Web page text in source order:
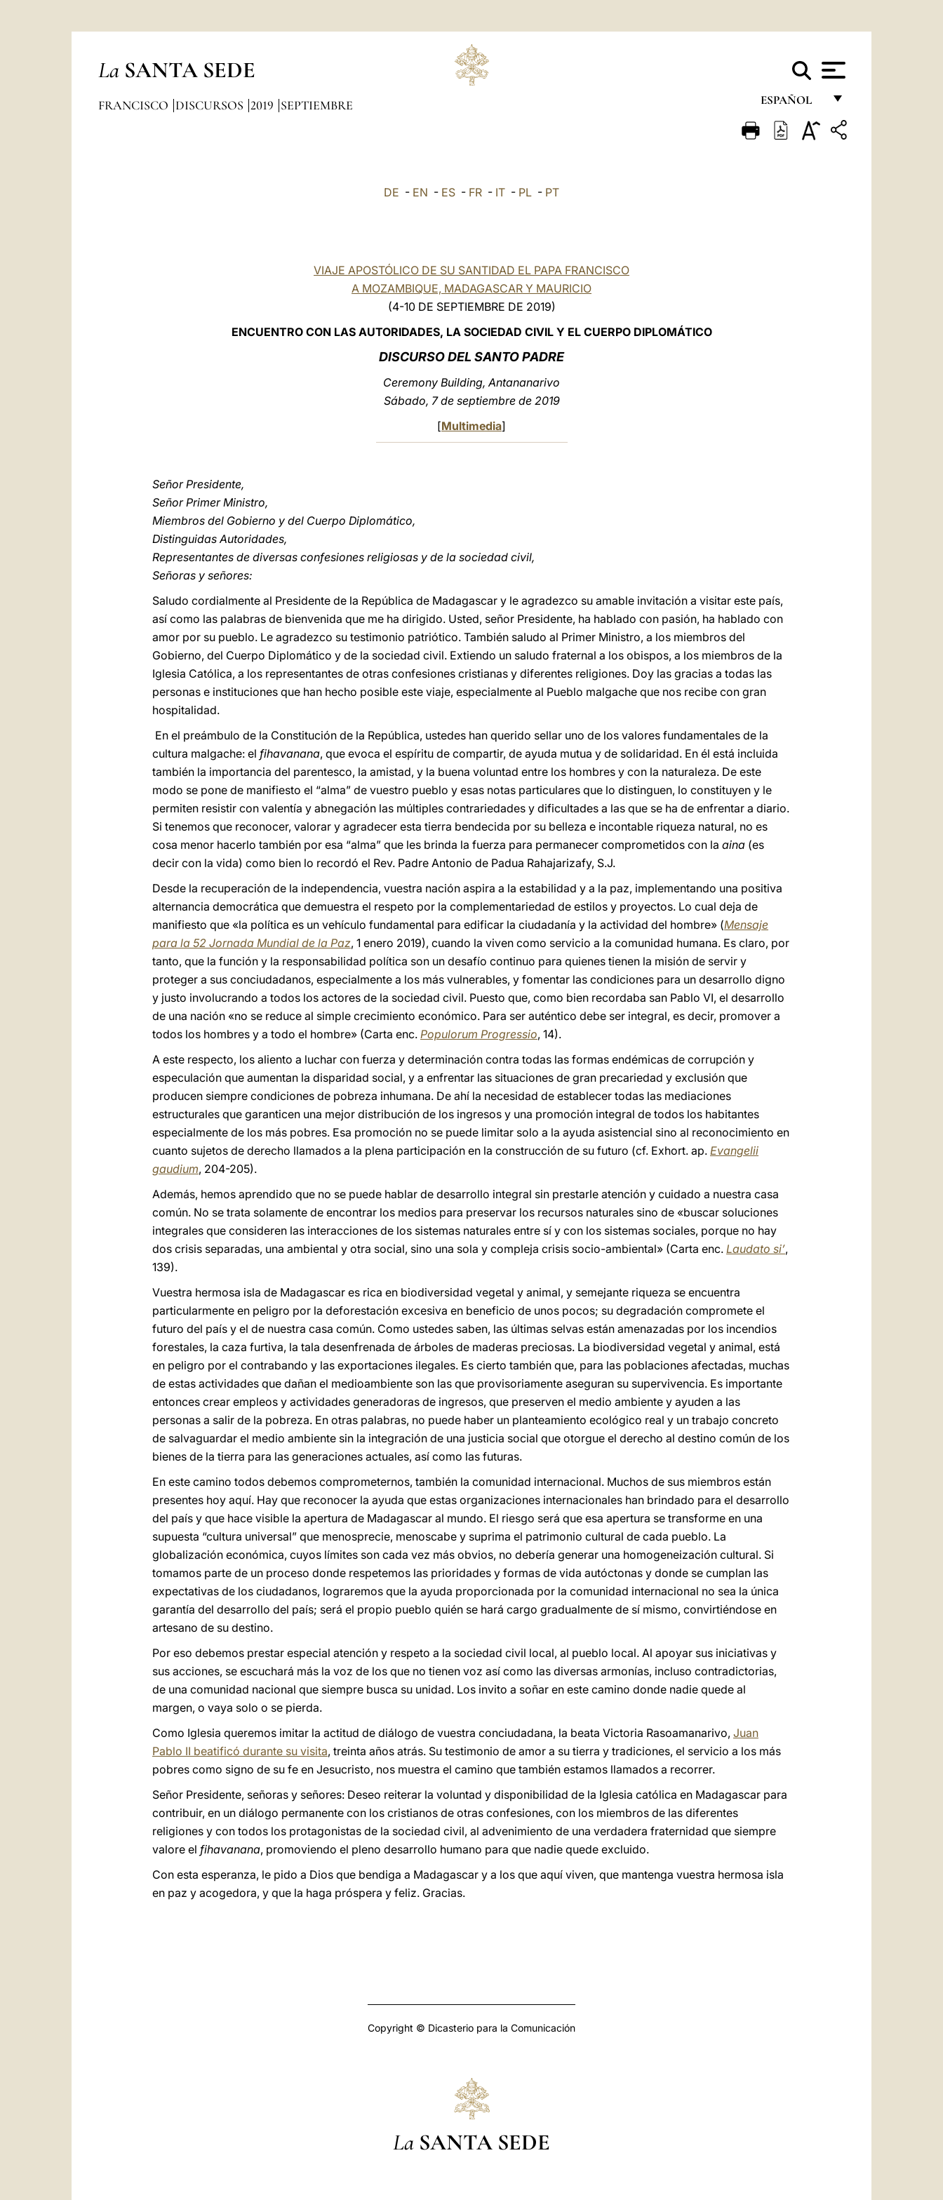
La SANTA SEDE
ESPAÑOL
FRANÇAIS
FRANCISCO DISCURSOS 2019 SEPTIEMBRE
DE - EN - ES - FR - IT - PL - PT
VIAJE APOSTÓLICO DE SU SANTIDAD EL PAPA FRANCISCO
A MOZAMBIQUE, MADAGASCAR Y MAURICIO
(4-10 DE SEPTIEMBRE DE 2019)
ENCUENTRO CON LAS AUTORIDADES, LA SOCIEDAD CIVIL Y EL CUERPO DIPLOMÁTICO
DISCURSO DEL SANTO PADRE
Ceremony Building, Antananarivo
Sábado, 7 de septiembre de 2019
[Multimedia]
Señor Presidente,
Señor Primer Ministro,
Miembros del Gobierno y del Cuerpo Diplomático,
Distinguidas Autoridades,
Representantes de diversas confesiones religiosas y de la sociedad civil,
Señoras y señores:
Saludo cordialmente al Presidente de la República de Madagascar y le agradezco su amable invitación a visitar este país,
así como las palabras de bienvenida que me ha dirigido. Usted, señor Presidente, ha hablado con pasión, ha hablado con
amor por su pueblo. Le agradezco su testimonio patriótico. También saludo al Primer Ministro, a los miembros del
Gobierno, del Cuerpo Diplomático y de la sociedad civil. Extiendo un saludo fraternal a los obispos, a los miembros de la
Iglesia Católica, a los representantes de otras confesiones cristianas y diferentes religiones. Doy las gracias a todas las
personas e instituciones que han hecho posible este viaje, especialmente al Pueblo malgache que nos recibe con gran
hospitalidad.
En el preámbulo de la Constitución de la República, ustedes han querido sellar uno de los valores fundamentales de la
cultura malgache: el fihavanana, que evoca el espíritu de compartir, de ayuda mutua y de solidaridad. En él está incluida
también la importancia del parentesco, la amistad, y la buena voluntad entre los hombres y con la naturaleza. De este
modo se pone de manifiesto el “alma” de vuestro pueblo y esas notas particulares que lo distinguen, lo constituyen y le
permiten resistir con valentía y abnegación las múltiples contrariedades y dificultades a las que se ha de enfrentar a diario.
Si tenemos que reconocer, valorar y agradecer esta tierra bendecida por su belleza e incontable riqueza natural, no es
cosa menor hacerlo también por esa “alma” que les brinda la fuerza para permanecer comprometidos con la aina (es
decir con la vida) como bien lo recordó el Rev. Padre Antonio de Padua Rahajarizafy, S.J.
Desde la recuperación de la independencia, vuestra nación aspira a la estabilidad y a la paz, implementando una positiva
alternancia democrática que demuestra el respeto por la complementariedad de estilos y proyectos. Lo cual deja de
manifiesto que «la política es un vehículo fundamental para edificar la ciudadanía y la actividad del hombre» (Mensaje
para la 52 Jornada Mundial de la Paz, 1 enero 2019), cuando la viven como servicio a la comunidad humana. Es claro, por
tanto, que la función y la responsabilidad política son un desafío continuo para quienes tienen la misión de servir y
proteger a sus conciudadanos, especialmente a los más vulnerables, y fomentar las condiciones para un desarrollo digno
y justo involucrando a todos los actores de la sociedad civil. Puesto que, como bien recordaba san Pablo VI, el desarrollo
de una nación «no se reduce al simple crecimiento económico. Para ser auténtico debe ser integral, es decir, promover a
todos los hombres y a todo el hombre» (Carta enc. Populorum Progressio, 14).
A este respecto, los aliento a luchar con fuerza y determinación contra todas las formas endémicas de corrupción y
especulación que aumentan la disparidad social, y a enfrentar las situaciones de gran precariedad y exclusión que
producen siempre condiciones de pobreza inhumana. De ahí la necesidad de establecer todas las mediaciones
estructurales que garanticen una mejor distribución de los ingresos y una promoción integral de todos los habitantes
especialmente de los más pobres. Esa promoción no se puede limitar solo a la ayuda asistencial sino al reconocimiento en
cuanto sujetos de derecho llamados a la plena participación en la construcción de su futuro (cf. Exhort. ap. Evangelii
gaudium, 204-205).
Además, hemos aprendido que no se puede hablar de desarrollo integral sin prestarle atención y cuidado a nuestra casa
común. No se trata solamente de encontrar los medios para preservar los recursos naturales sino de «buscar soluciones
integrales que consideren las interacciones de los sistemas naturales entre sí y con los sistemas sociales, porque no hay
dos crisis separadas, una ambiental y otra social, sino una sola y compleja crisis socio-ambiental» (Carta enc. Laudato si’,
139).
Vuestra hermosa isla de Madagascar es rica en biodiversidad vegetal y animal, y semejante riqueza se encuentra
particularmente en peligro por la deforestación excesiva en beneficio de unos pocos; su degradación compromete el
futuro del país y el de nuestra casa común. Como ustedes saben, las últimas selvas están amenazadas por los incendios
forestales, la caza furtiva, la tala desenfrenada de árboles de maderas preciosas. La biodiversidad vegetal y animal, está
en peligro por el contrabando y las exportaciones ilegales. Es cierto también que, para las poblaciones afectadas, muchas
de estas actividades que dañan el medioambiente son las que provisoriamente aseguran su supervivencia. Es importante
entonces crear empleos y actividades generadoras de ingresos, que preserven el medio ambiente y ayuden a las
personas a salir de la pobreza. En otras palabras, no puede haber un planteamiento ecológico real y un trabajo concreto
de salvaguardar el medio ambiente sin la integración de una justicia social que otorgue el derecho al destino común de los
bienes de la tierra para las generaciones actuales, así como las futuras.
En este camino todos debemos comprometernos, también la comunidad internacional. Muchos de sus miembros están
presentes hoy aquí. Hay que reconocer la ayuda que estas organizaciones internacionales han brindado para el desarrollo
del país y que hace visible la apertura de Madagascar al mundo. El riesgo será que esa apertura se transforme en una
supuesta “cultura universal” que menosprecie, menoscabe y suprima el patrimonio cultural de cada pueblo. La
globalización económica, cuyos límites son cada vez más obvios, no debería generar una homogeneización cultural. Si
tomamos parte de un proceso donde respetemos las prioridades y formas de vida autóctonas y donde se cumplan las
expectativas de los ciudadanos, lograremos que la ayuda proporcionada por la comunidad internacional no sea la única
garantía del desarrollo del país; será el propio pueblo quién se hará cargo gradualmente de sí mismo, convirtiéndose en
artesano de su destino.
Por eso debemos prestar especial atención y respeto a la sociedad civil local, al pueblo local. Al apoyar sus iniciativas y
sus acciones, se escuchará más la voz de los que no tienen voz así como las diversas armonías, incluso contradictorias,
de una comunidad nacional que siempre busca su unidad. Los invito a soñar en este camino donde nadie quede al
margen, o vaya solo o se pierda.
Como Iglesia queremos imitar la actitud de diálogo de vuestra conciudadana, la beata Victoria Rasoamanarivo, Juan
Pablo II beatificó durante su visita, treinta años atrás. Su testimonio de amor a su tierra y tradiciones, el servicio a los más
pobres como signo de su fe en Jesucristo, nos muestra el camino que también estamos llamados a recorrer.
Señor Presidente, señoras y señores: Deseo reiterar la voluntad y disponibilidad de la Iglesia católica en Madagascar para
contribuir, en un diálogo permanente con los cristianos de otras confesiones, con los miembros de las diferentes
religiones y con todos los protagonistas de la sociedad civil, al advenimiento de una verdadera fraternidad que siempre
valore el fihavanana, promoviendo el pleno desarrollo humano para que nadie quede excluido.
Con esta esperanza, le pido a Dios que bendiga a Madagascar y a los que aquí viven, que mantenga vuestra hermosa isla
en paz y acogedora, y que la haga próspera y feliz. Gracias.
Copyright © Dicasterio para la Comunicación
La SANTA SEDE